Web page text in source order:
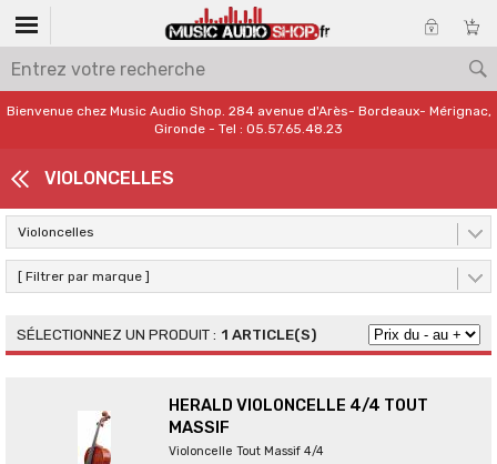
Bienvenue chez Music Audio Shop. 284 avenue d'Arès- Bordeaux- Mérignac,
Gironde - Tel : 05.57.65.48.23
VIOLONCELLES
Violoncelles
[ Filtrer par marque ]
1 ARTICLE(S)
HERALD VIOLONCELLE 4/4 TOUT
MASSIF
Violoncelle Tout Massif 4/4